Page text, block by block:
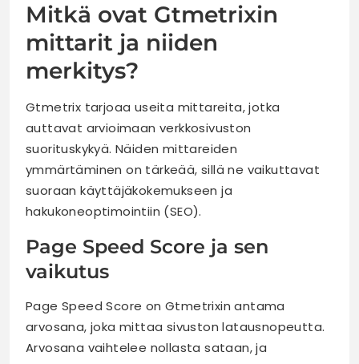
Mitkä ovat Gtmetrixin
mittarit ja niiden
merkitys?
Gtmetrix tarjoaa useita mittareita, jotka
auttavat arvioimaan verkkosivuston
suorituskykyä. Näiden mittareiden
ymmärtäminen on tärkeää, sillä ne vaikuttavat
suoraan käyttäjäkokemukseen ja
hakukoneoptimointiin (SEO).
Page Speed Score ja sen
vaikutus
Page Speed Score on Gtmetrixin antama
arvosana, joka mittaa sivuston latausnopeutta.
Arvosana vaihtelee nollasta sataan, ja